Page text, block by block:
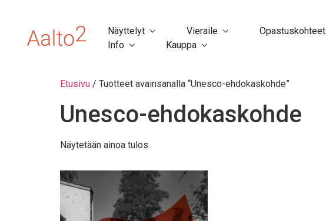
Näyttelyt Vieraile Opastuskohteet
Info
Kauppa
Etusivu / Tuotteet avainsanalla “Unesco-ehdokaskohde”
Unesco-ehdokaskohde
Näytetään ainoa tulos